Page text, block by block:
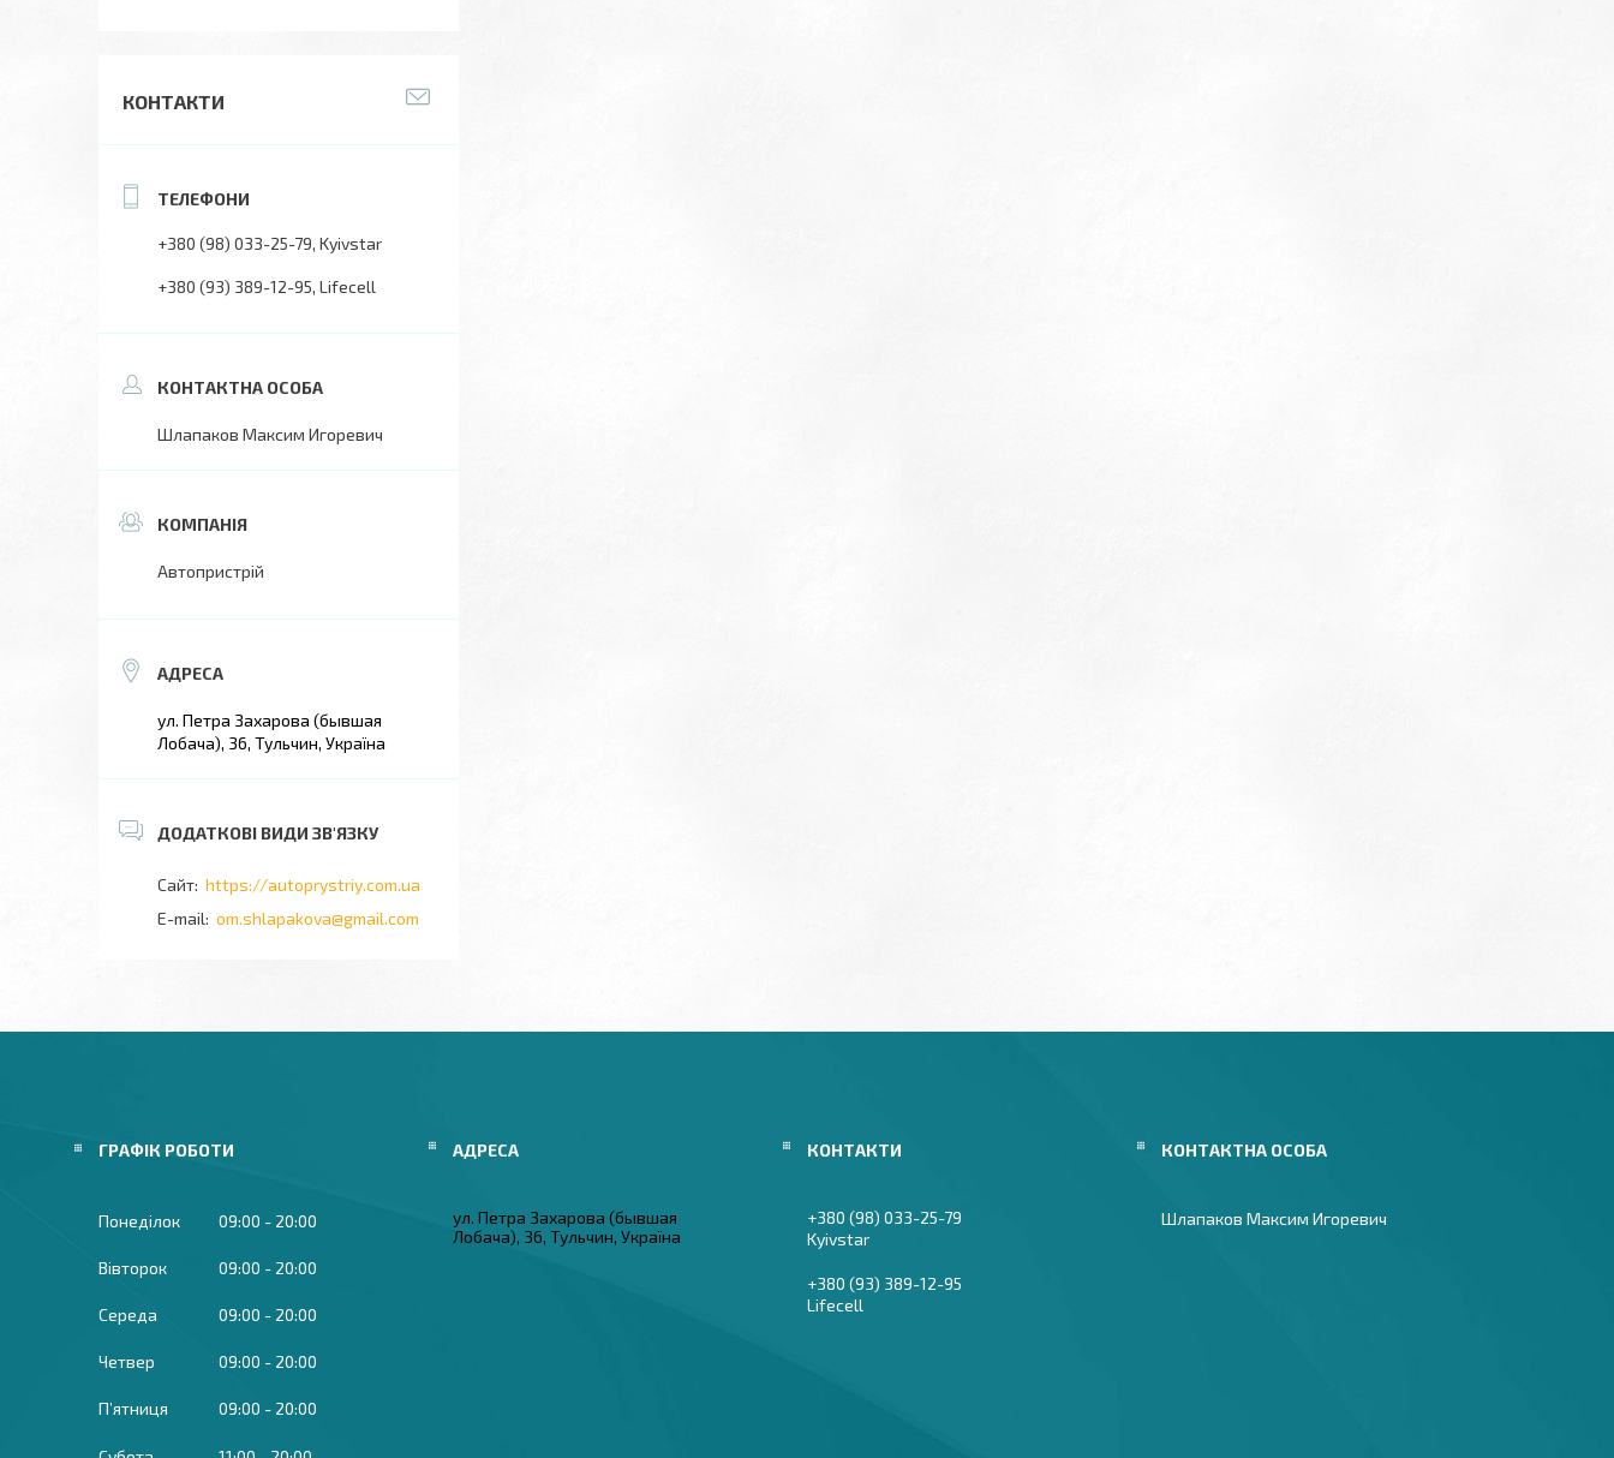
КОНТАКТИ
+380 (98) 033-25-79 Kyivstar
+380 (93) 389-12-95 Lifecell
Шлапаков Максим Игоревич
Автопристрій
ул. Петра Захарова (бывшая
Лобача), 36, Тульчин, Україна
https://autoprystriy.com.ua
om.shlapakova@gmail.com
ГРАФІК РОБОТИ
Понеділок 09:00 20:00
Вівторок 09:00 20:00
Середа 09:00 20:00
Четвер 09:00 20:00
Пʼятниця 09:00 20:00
ул. Петра Захарова (бывшая
Лобача), 36, Тульчин, Україна
+380 (98) 033-25-79
Kyivstar
+380 (93) 389-12-95
Lifecell
Шлапаков Максим Игоревич